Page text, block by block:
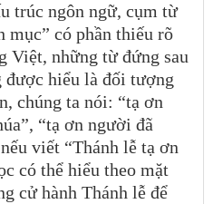
trúc ngôn ngữ, cụm từ
mục” có phần thiếu rõ
Việt, những từ đứng sau
được hiểu là đối tượng
chúng ta nói: “tạ ơn
“tạ ơn người đã
viết “Thánh lễ tạ ơn
có thể hiểu theo mặt
cử hành Thánh lễ để